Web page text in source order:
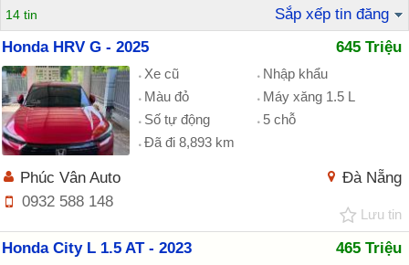
14 tin
Sắp xếp tin đăng
Honda HRV G - 2025
645 Triệu
Xe cũ
Nhập khẩu
Màu đỏ
Máy xăng 1.5 L
Số tự động
5 chỗ
Đã đi 8,893 km
Đà Nẵng
Phúc Vân Auto
0932 588 148
Lưu tin
Honda City L 1.5 AT - 2023 465 Triệu